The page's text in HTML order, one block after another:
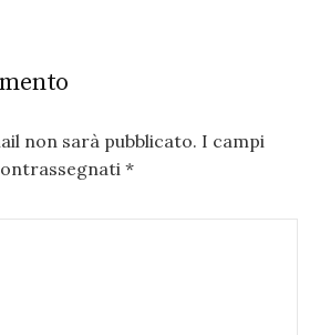
non sarà pubblicato. I campi
*